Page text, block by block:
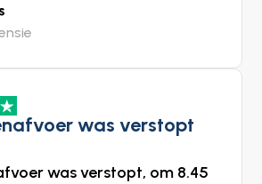
was verstopt
was verstopt, om 8.45